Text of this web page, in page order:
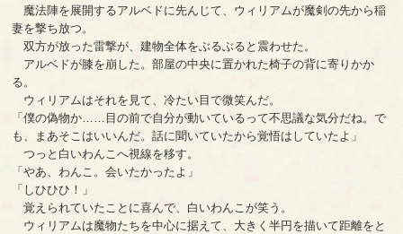
魔法陣を展開するアルベドに先んじて、ウィリアムが魔剣の先から稲
妻を撃ち放つ。
双方が放った雷撃が、建物全体をぶるぶると震わせた。
アルベドが膝を崩した。部屋の中央に置かれた椅子の背に寄りかか
る。
ウィリアムはそれを見て、冷たい目で微笑んだ。
「僕の偽物か……目の前で自分が動いているって不思議な気分だね。で
も、まあそこはいいんだ。話に聞いていたから覚悟はしていたよ」
つっと白いわんこへ視線を移す。
「やあ、わんこ。会いたかったよ」
「しひひひ！」
覚えられていたことに喜んで、白いわんこが笑う。
ウィリアムは魔物たちを中心に据えて、大きく半円を描いて距離をと